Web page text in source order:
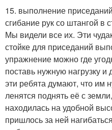
15. выполнение
сгибание рук со штангой в
Мы видели все их. Эти
стойке для приседаний
упражнение можно где
поставь нужную нагрузку
эти ребята думают, что им
ленятся поднять её с
находилась на удобной
пришлось за ней